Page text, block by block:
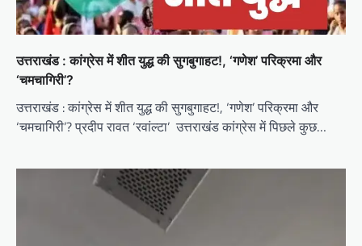
उत्तराखंड : कांग्रेस में शीत युद्ध की सुगबुगाहट!, ‘गणेश’ परिक्रमा और
‘चमचागिरी’?
उत्तराखंड : कांग्रेस में शीत युद्ध की सुगबुगाहट!, ‘गणेश’ परिक्रमा और
‘चमचागिरी’? प्रदीप रावत ‘रवांल्टा’ उत्तराखंड कांग्रेस में पिछले कुछ…